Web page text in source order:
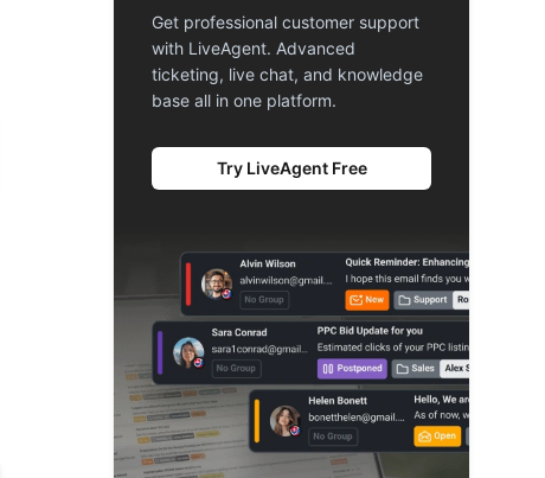
Get professional customer support
with LiveAgent. Advanced
ticketing, live chat, and knowledge
base all in one platform.
Try LiveAgent Free